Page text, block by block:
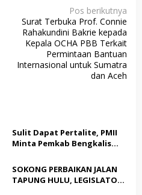
Pos berikutnya
Surat Terbuka Prof. Connie
Rahakundini Bakrie kepada
Kepala OCHA PBB Terkait
Permintaan Bantuan
Internasional untuk Sumatra
dan Aceh
Sulit Dapat Pertalite, PMII
Minta Pemkab Bengkalis
SOKONG PERBAIKAN JALAN
TAPUNG HULU, LEGISLATOR